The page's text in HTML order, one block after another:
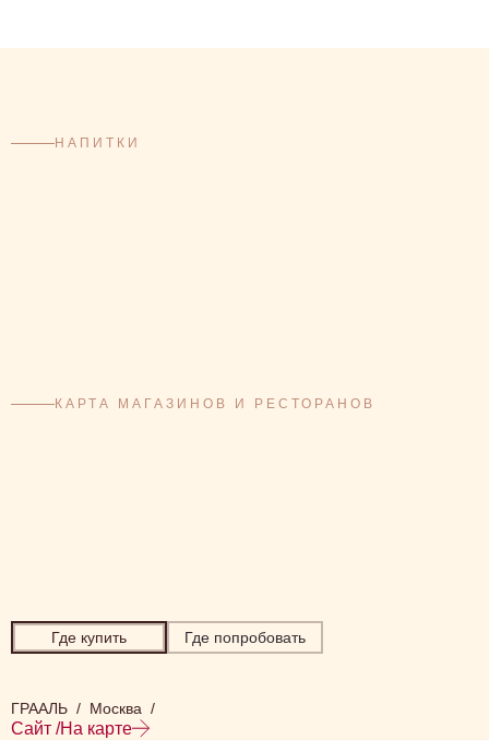
НАПИТКИ
КАРТА МАГАЗИНОВ И РЕСТОРАНОВ
Где купить Где попробовать
ГРААЛЬ / Москва /
Сайт /На карте